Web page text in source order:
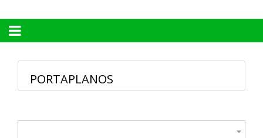
Navegación
palanca
☰
PORTAPLANOS
